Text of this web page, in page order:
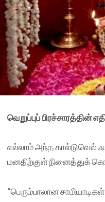
வெறுப்புப் பிரச்சாரத்தின்
எல்லாம் அந்த கால்டுவெல்
மனதிற்குள் நினைத்துக்
“பெரும்பாலான